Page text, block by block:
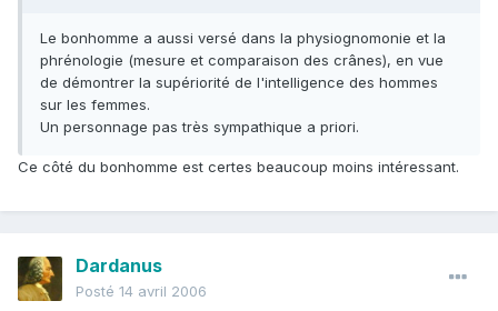
Le bonhomme a aussi versé dans la physiognomonie et la
phrénologie (mesure et comparaison des crânes), en vue
de démontrer la supériorité de l'intelligence des hommes
sur les femmes.
Un personnage pas très sympathique a priori.
Ce côté du bonhomme est certes beaucoup moins intéressant.
Dardanus
Posté 14 avril 2006